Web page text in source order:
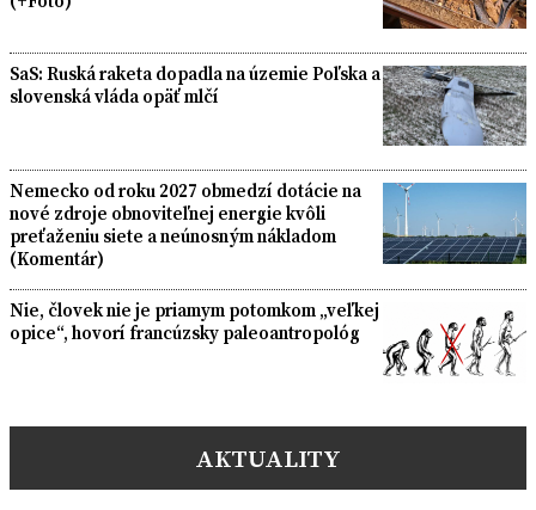
SaS: Ruská raketa dopadla na územie Poľska a
slovenská vláda opäť mlčí
Nemecko od roku 2027 obmedzí dotácie na
nové zdroje obnoviteľnej energie kvôli
preťaženiu siete a neúnosným nákladom
(Komentár)
Nie, človek nie je priamym potomkom „veľkej
opice“, hovorí francúzsky paleoantropológ
AKTUALITY